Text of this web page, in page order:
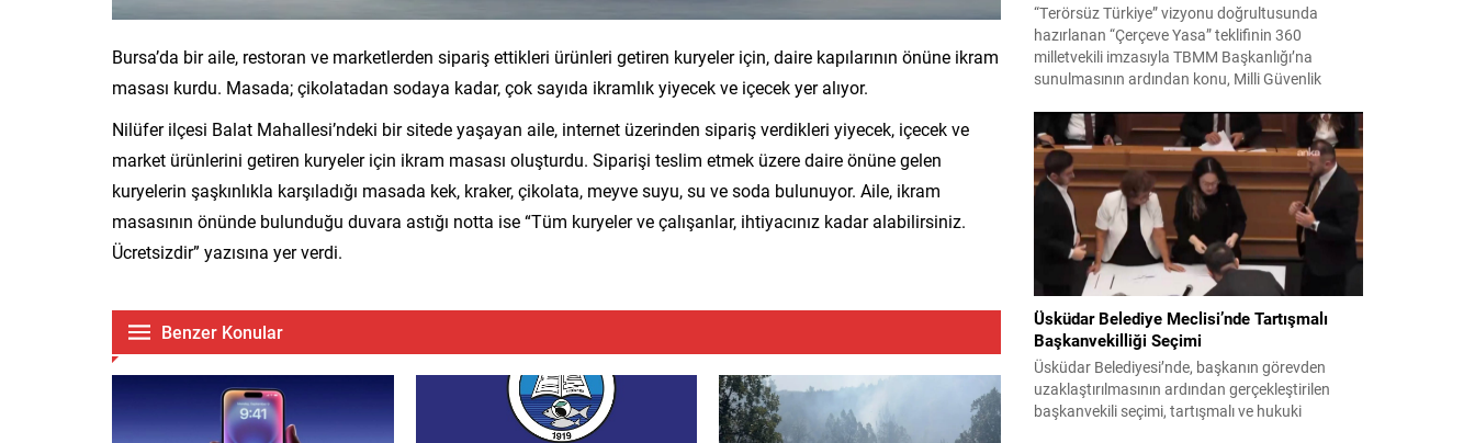
Bursa’da bir aile, restoran ve marketlerden sipariş ettikleri ürünleri getiren kuryeler için, daire kapılarının önüne ikram
masası kurdu. Masada; çikolatadan sodaya kadar, çok sayıda ikramlık yiyecek ve içecek yer alıyor.
Nilüfer ilçesi Balat Mahallesi’ndeki bir sitede yaşayan aile, internet üzerinden sipariş verdikleri yiyecek, içecek ve
market ürünlerini getiren kuryeler için ikram masası oluşturdu. Siparişi teslim etmek üzere daire önüne gelen
kuryelerin şaşkınlıkla karşıladığı masada kek, kraker, çikolata, meyve suyu, su ve soda bulunuyor. Aile, ikram
masasının önünde bulunduğu duvara astığı notta ise “Tüm kuryeler ve çalışanlar, ihtiyacınız kadar alabilirsiniz.
Ücretsizdir” yazısına yer verdi.
Benzer Konular
“Terörsüz Türkiye” vizyonu doğrultusunda
hazırlanan “Çerçeve Yasa” teklifinin 360
milletvekili imzasıyla TBMM Başkanlığı’na
sunulmasının ardından konu, Milli Güvenlik
Toplantı sonrası yayımlanan sekiz maddelik
bildiri, ülke güvenliği ve bölgesel gelişmelere dair
değerlendirmeleri içermektedir. Yaklaşık 2 saat
15 dakika süren oturumun sonuç metninde;
terörle mücadele, bölgesel istikrar,...
Üsküdar Belediye Meclisi’nde Tartışmalı
Başkanvekilliği Seçimi
Üsküdar Belediyesi’nde, başkanın görevden
uzaklaştırılmasının ardından gerçekleştirilen
başkanvekili seçimi, tartışmalı ve hukuki